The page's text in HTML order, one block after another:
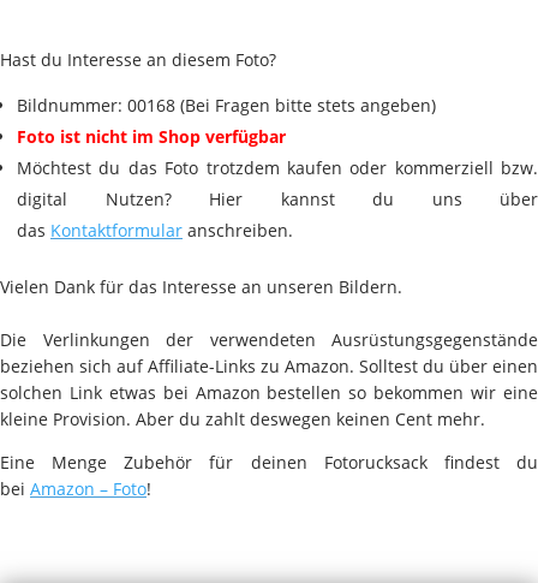
Hast du Interesse an diesem Foto?
Bildnummer: 00168 (Bei Fragen bitte stets angeben)
Foto ist nicht im Shop verfügbar
Möchtest du das Foto trotzdem kaufen oder kommerziell bzw.
digital Nutzen? Hier kannst du uns über
das Kontaktformular anschreiben.
Vielen Dank für das Interesse an unseren Bildern.
Die Verlinkungen der verwendeten Ausrüstungsgegenstände
beziehen sich auf Affiliate-Links zu Amazon. Solltest du über einen
solchen Link etwas bei Amazon bestellen so bekommen wir eine
kleine Provision. Aber du zahlt deswegen keinen Cent mehr.
Eine Menge Zubehör für deinen Fotorucksack findest du
bei Amazon – Foto!